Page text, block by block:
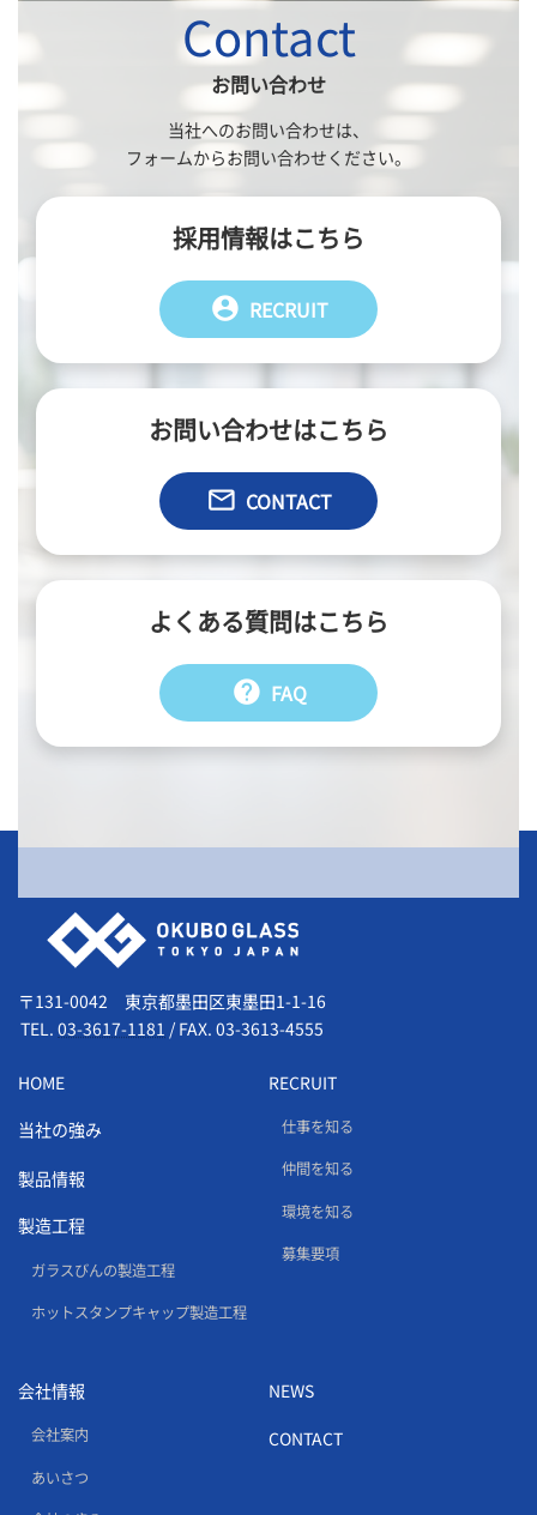
お問い合わせ
Contact
当社へのお問い合わせは、
フォームからお問い合わせください。
採用情報はこちら
account_circle RECRUIT
お問い合わせはこちら
email CONTACT
よくある質問はこちら
help FAQ
会社情報
〒131-0042 東京都墨田区東墨田1-1-16
TEL. 03-3617-1181 / FAX. 03-3613-4555
HOME
当社の強み
製品情報
製造工程
ガラスびんの製造工程
ホットスタンプキャップ製造工程
RECRUIT
仕事を知る
仲間を知る
環境を知る
募集要項
会社情報
会社案内
あいさつ
NEWS
CONTACT